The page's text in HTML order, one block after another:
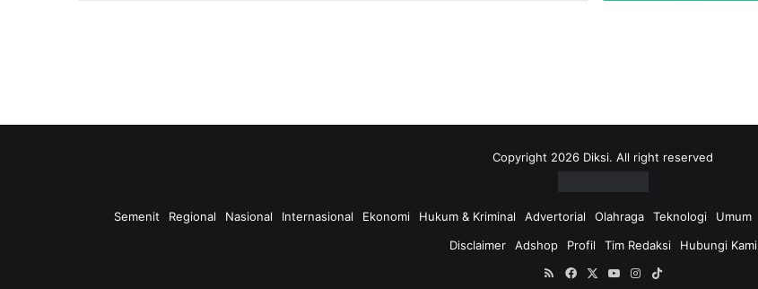
k
Copyright 2026 Diksi. All right reserved
Semenit Regional Nasional Internasional Ekonomi Hukum & Kriminal Advertorial Olahraga Teknologi Umum
Disclaimer
Adshop Profil Tim Redaksi
Hubungi Kami
RSSFacebookYouTubeInstagram
TikTok